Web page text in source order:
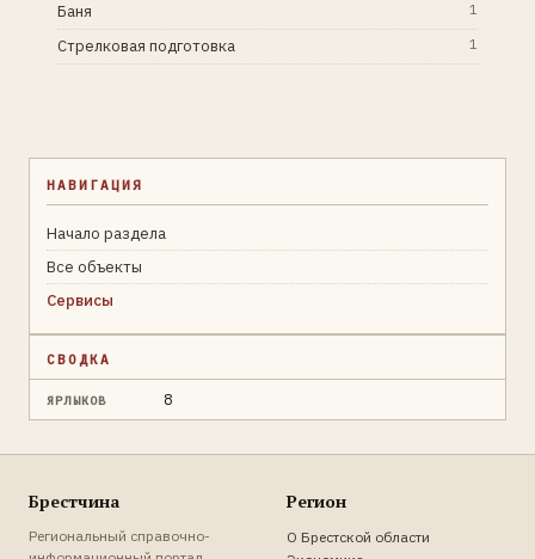
Баня 1
Стрелковая подготовка 1
НАВИГАЦИЯ
Начало раздела
Все объекты
Сервисы
СВОДКА
ЯРЛЫКОВ 8
Брестчина
Региональный справочно-
Регион
О Брестской области